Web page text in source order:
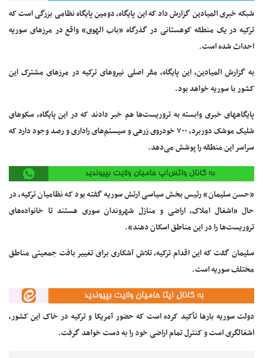
شبکه خبری المیادین گزارش داد که این پایگاه، دومین پایگاه نظامی بزرگی است که
ترکیه در یک منطقه کوهستانی در گذرگاه «باب الهوی» واقع در مرزهای سوریه
احداث شده است.
به گزارش المیادین، این پایگاه، مقر اصلی نیروهای ترکیه در مرزهای مشترک این
کشور با سوریه خواهد بود.
پایگاههای خبری وابسته به تروریست‌ها هم خبر دادند که در این پایگاه، سکوهای
شلیک موشک دوربرد، ۷۰۰ خودروی زرهی و سیستم‌های راداری و رصد وجود دارد که
سراسر این منطقه را پوشش می‌دهد.
«حسن سلیمان» رئیس بخش سیاسی ارتش سوریه گفته بود که نظامیان ترکیه، در
حال «اشغال املاک، اراضی و منازل شهروندان سوری هستند تا خانواده‌های
تروریست‌ها را در این مناطق اسکان دهند».
سلیمان گفت که این اقدام ترکیه، تلاش آشکاری برای تغییر بافت جمعیتی مناطق
مختلف سوریه است.
دولت سوریه بارها تأکید کرده است که حضور آمریکا و ترکیه در خاک این کشور،
اشغالگری است و کنترل تمام اراضی خود را به دست خواهد گرفت.